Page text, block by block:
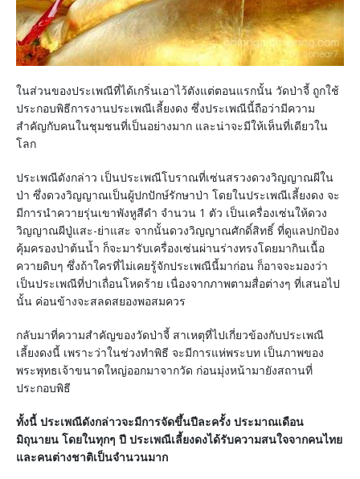
ในส่วนของประเพณีที่ได้เกริ่นเอาไว้ตังแต่ตอนแรกนั้น วัดป่าจี้ ถูกใช้
ประกอบพิธีการงานประเพณีเลี้ยงดง ซึ่งประเพณีนี้ถือว่ามีความ
สำคัญกับคนในชุมชนที่เป็นอย่างมาก และน่าจะมีให้เห็นที่เดียวใน
โลก
ประเพณีดังกล่าว เป็นประเพณีโบราณที่เซ่นสรวงดวงวิญญาณผีใน
ป่า ซึ่งดวงวิญญาณเป็นผู้ปกปักษ์รักษาป่า โดยในประเพณีเลี้ยงดง จะ
มีการนำควายรุ่นเขาพังหูสีดำ จำนวน 1 ตัว เป็นเครื่องเซ่นให้ดวง
วิญญาณผีปู่แสะ-ย่าแสะ จากนั้นดวงวิญญาณศักดิ์สิทธิ์ ที่ดูแลปกป้อง
คุ้มครองป่าต้นน้ำ ก็จะมารับเครื่องเซ่นผ่านร่างทรงโดยมากินเนื้อ
ควายดิบๆ ซึ่งถ้าใครที่ไม่เคยรู้จักประเพณีนี้มาก่อน ก็อาจจะมองว่า
เป็นประเพณีที่ปาเถื่อนโหดร้าย เนื่องจากภาพตามสื่อต่างๆ ที่เสนอไป
นั้น ค่อนข้างจะสลดสยองพอสมควร
กลับมาที่ความสำคัญของวัดป่าจี้ สาเหตุที่ไปเกี่ยวข้องกับประเพณี
เลี้ยงดงนี้ เพราะว่าในช่วงทำพิธี จะมีการแห่พระบท เป็นภาพของ
พระพุทธเจ้าขนาดใหญ่ออกมาจากวัด ก่อนมุ่งหน้ามายังสถานที่
ประกอบพิธี
ทั้งนี้ ประเพณีดังกล่าวจะมีการจัดขึ้นปีละครั้ง ประมาณเดือน
มิถุนายน โดยในทุกๆ ปี ประเพณีเลี้ยงดงได้รับความสนใจจากคนไทย
และคนต่างชาติเป็นจำนวนมาก